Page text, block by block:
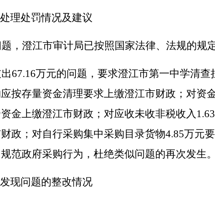
处理处罚情况及建议
，澄江市审计局已按照国家法律、法规的规
67.16万元的问题，要求澄江市第一中学清
按存量资金清理要求上缴澄江市财政；对资
金上缴澄江市财政；对应收未收非税收入
政；对自行采购集中采购目录货物4.85万元
范政府采购行为，杜绝类似问题的再次发生。
发现问题的整改情况